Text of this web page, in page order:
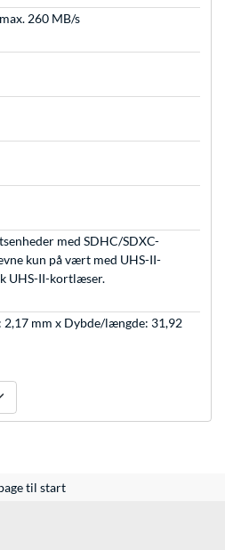
260 MB/s
med SDHC/SDXC-
kun på vært med UHS-II-
UHS-II-kortlæser.
2,17 mm x Dybde/længde: 31,92
til start